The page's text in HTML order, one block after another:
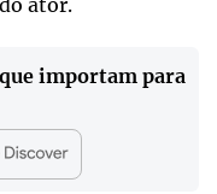
importam para